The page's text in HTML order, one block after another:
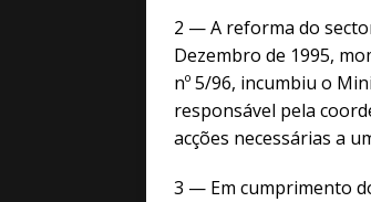
2 — A reforma do
Dezembro de 1995,
nº 5/96, incumbiu o
responsável pela
acções necessárias a
3 — Em cumprimento